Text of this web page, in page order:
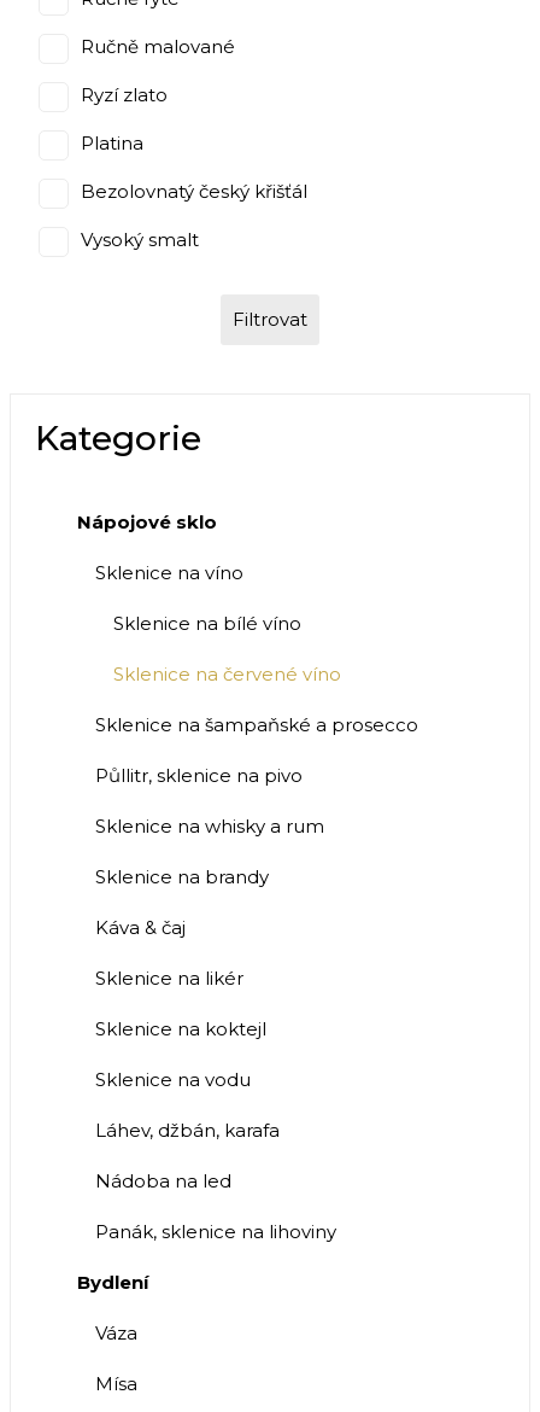
Ručně malované
Ryzí zlato
Platina
Bezolovnatý český křišťál
Vysoký smalt
Filtrovat
Kategorie
Nápojové sklo
Sklenice na víno
Sklenice na bílé víno
Sklenice na červené víno
Sklenice na šampaňské a prosecco
Půllitr, sklenice na pivo
Sklenice na whisky a rum
Sklenice na brandy
Káva & čaj
Sklenice na likér
Sklenice na koktejl
Sklenice na vodu
Láhev, džbán, karafa
Nádoba na led
Panák, sklenice na lihoviny
Bydlení
Váza
Mísa